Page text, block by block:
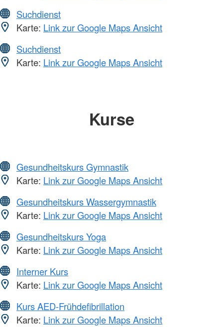
Suchdienst
Karte: Link zur Google Maps Ansicht
Suchdienst
Karte: Link zur Google Maps Ansicht
Kurse
Gesundheitskurs Gymnastik
Karte: Link zur Google Maps Ansicht
Gesundheitskurs Wassergymnastik
Karte: Link zur Google Maps Ansicht
Gesundheitskurs Yoga
Karte: Link zur Google Maps Ansicht
Interner Kurs
Karte: Link zur Google Maps Ansicht
Kurs AED-Frühdefibrillation
Karte: Link zur Google Maps Ansicht